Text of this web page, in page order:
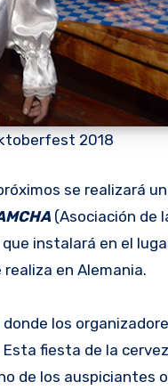
2018
se realizará
(Asociación de
instalará en el
en Alemania.
los
fiesta de la
de los auspiciantes